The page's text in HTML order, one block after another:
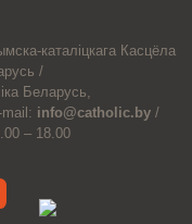
каталіцкага Касцёла
/
Беларусь,
info@catholic.by /
– 18.00